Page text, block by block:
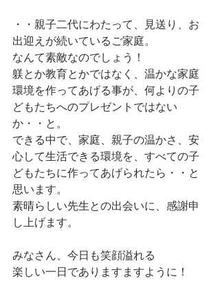
・・親子二代にわたって、見送り、お
出迎えが続いているご家庭。
なんて素敵なのでしょう！
躾とか教育とかではなく、温かな家庭
環境を作ってあげる事が、何よりの子
どもたちへのプレゼントではない
か・・と。
できる中で、家庭、親子の温かさ、安
心して生活できる環境を、すべての子
どもたちに作ってあげられたら・・と
思います。
素晴らしい先生との出会いに、感謝申
し上げます。
みなさん、今日も笑顔溢れる
楽しい一日でありますますように！